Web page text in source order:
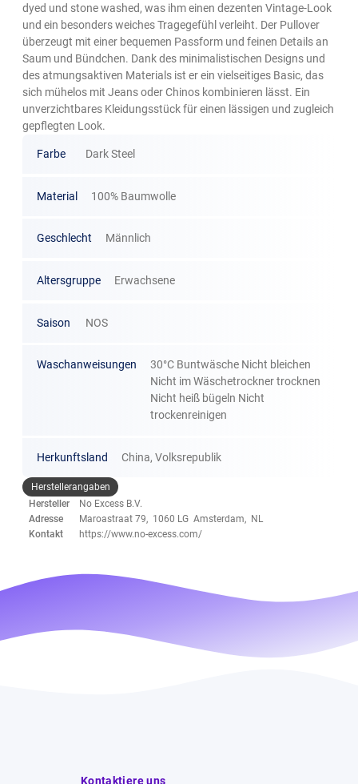
dyed und stone washed, was ihm einen dezenten Vintage-Look
und ein besonders weiches Tragegefühl verleiht. Der Pullover
überzeugt mit einer bequemen Passform und feinen Details an
Saum und Bündchen. Dank des minimalistischen Designs und
des atmungsaktiven Materials ist er ein vielseitiges Basic, das
sich mühelos mit Jeans oder Chinos kombinieren lässt. Ein
unverzichtbares Kleidungsstück für einen lässigen und zugleich
gepflegten Look.
Farbe Dark Steel
Material 100% Baumwolle
Geschlecht Männlich
Altersgruppe Erwachsene
Saison NOS
Waschanweisungen
30°C Buntwäsche Nicht bleichen
Nicht im Wäschetrockner trocknen
Nicht heiß bügeln Nicht
trockenreinigen
Herkunftsland China, Volksrepublik
Herstellerangaben
Hersteller
No Excess B.V.
Adresse
Maroastraat 79, 1060 LG Amsterdam, NL
Kontakt
https://www.no-excess.com/
Kontaktiere uns